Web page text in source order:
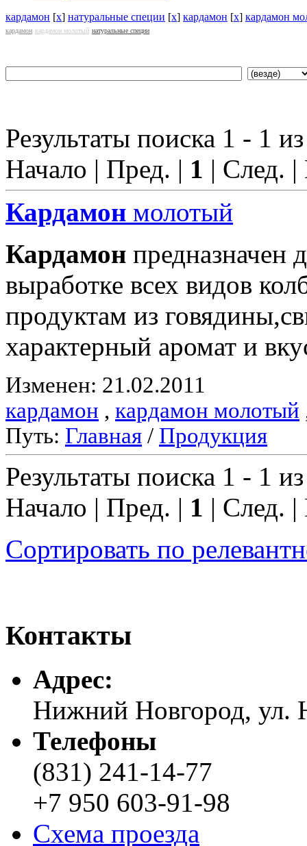
кардамон [x] натуральные специи [x] кардамон [x] кардамон
кардамон кардамон молотый натуральные специи
Результаты поиска 1 - 1
Начало | Пред. | 1 | След.
Кардамон молотый
Кардамон предназначен
выработке всех видов
продуктам из
характерный аромат и
Изменен: 21.02.2011
кардамон , кардамон молотый
Путь: Главная / Продукция
Результаты поиска 1 - 1
Начало | Пред. | 1 | След.
Сортировать по
Контакты
Адреc:
Нижний Новгород, ул.
Телефоны
(831) 241-14-77
+7 950 603-91-98
Схема проезда